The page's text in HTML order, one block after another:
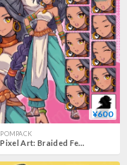
¥600
POMPACK
Pixel Art: Braided Female - Dancer/Adventurer/Seer, Tanned, 10+ Expressions.